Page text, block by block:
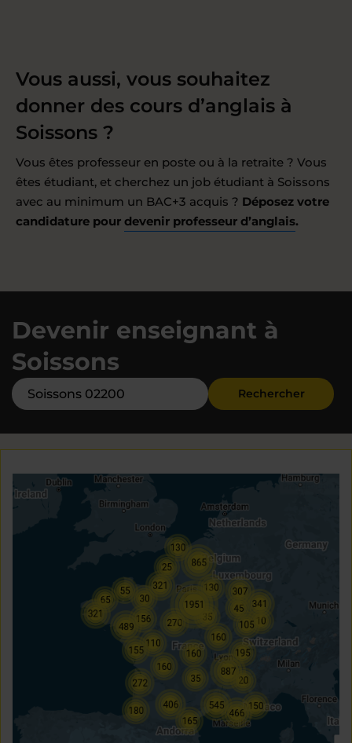
Vous aussi, vous souhaitez
donner des cours d’anglais à
Soissons ?
Vous êtes professeur en poste ou à la retraite ? Vous
êtes étudiant, et cherchez un job étudiant à Soissons
avec au minimum un BAC+3 acquis ? Déposez votre
candidature pour devenir professeur d’anglais.
Devenir enseignant à
Soissons
Rechercher